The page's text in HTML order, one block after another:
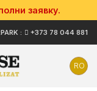
заявку.
: +373 78 044 881
RO